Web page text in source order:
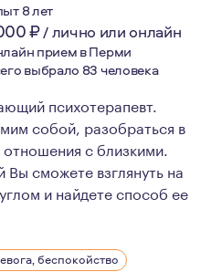
8 лет
₽/лично или онлайн
прием в Перми
выбрало 83 человека
психотерапевт.
собой, разобраться в
с близкими.
сможете взглянуть на
и найдете способ ее
детей. Личный опыт
беспокойство